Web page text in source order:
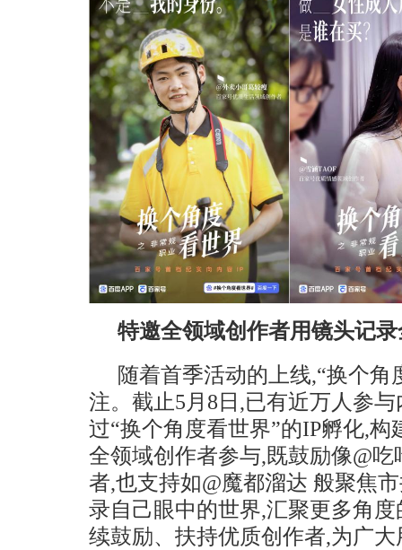
特邀全领域创作者用镜头记
随着首季活动的上线,“换个
注。截止5月8日,已有近万人参
过“换个角度看世界”的IP孵化,
全领域创作者参与,既鼓励像@
者,也支持如@魔都溜达 般聚焦
录自己眼中的世界,汇聚更多角
续鼓励、扶持优质创作者,为广